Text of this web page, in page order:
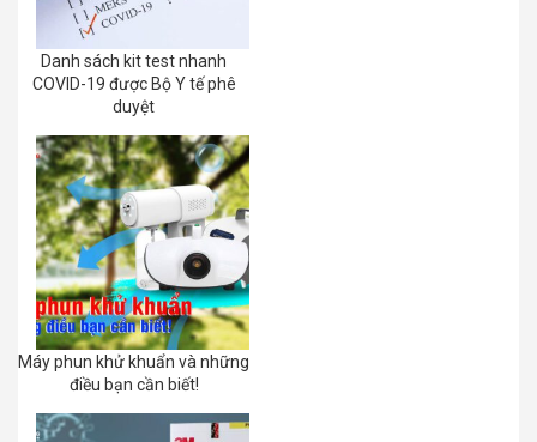
Danh sách kit test nhanh
COVID-19 được Bộ Y tế phê
duyệt
Máy phun khử khuẩn và những
điều bạn cần biết!